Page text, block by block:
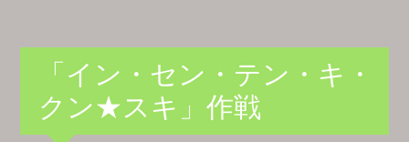
「イン・セン・テン・キ・
クン★スキ」作戦